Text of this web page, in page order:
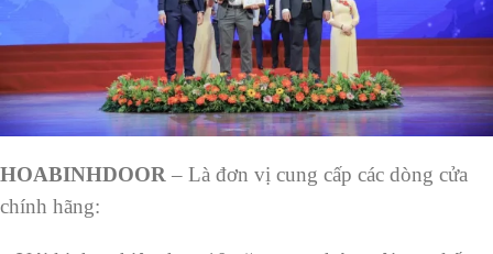
HOABINHDOOR – Là đơn vị cung cấp các dòng cửa
chính hãng: